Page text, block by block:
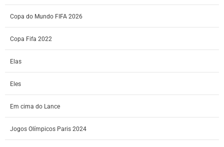
Copa do Mundo FIFA 2026
Copa Fifa 2022
Elas
Eles
Em cima do Lance
Jogos Olímpicos Paris 2024